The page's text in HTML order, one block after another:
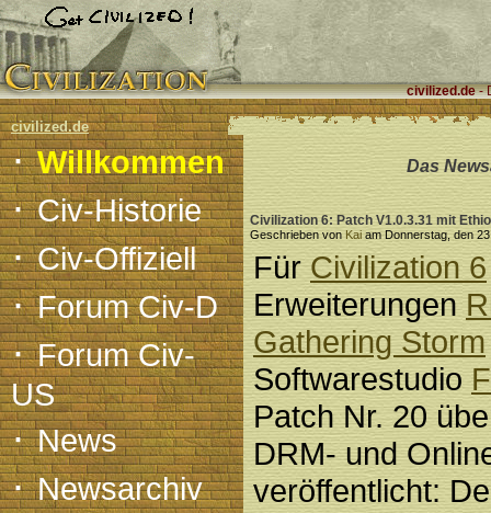
civilized.de-
civilized.de
·Willkommen
·Civ-Historie
·Civ-Offiziell
·Forum Civ-D
·Forum Civ-
US
·News
·Newsarchiv
Das
Civilization 6: Patch V1.0.3.31 mit
Geschrieben von Kai am Donnerstag, den
FürCivilization 6
Erweiterungen
Gathering Storm
Softwarestudio
Patch Nr. 20
DRM- und
veröffentlicht: